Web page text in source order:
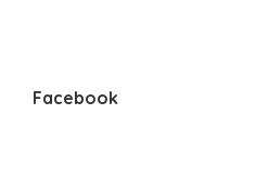
Facebook